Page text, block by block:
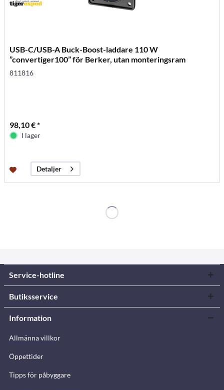
USB-C/USB-A Buck-Boost-laddare 110 W
”convertiger100” för Berker, utan monteringsram
811816
98,10 € *
I lager
Detaljer
Service-hotline
Butiksservice
Information
Allmänna villkor
Öppettider
Tipps för påbyggare